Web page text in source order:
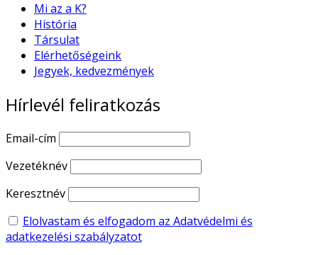
Mi az a K?
História
Társulat
Elérhetőségeink
Jegyek, kedvezmények
Hírlevél feliratkozás
Email-cím
Vezetéknév
Keresztnév
Elolvastam és elfogadom az Adatvédelmi és
adatkezelési szabályzatot